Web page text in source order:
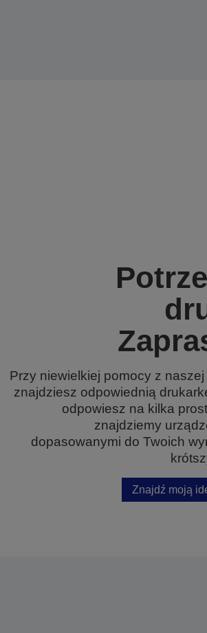
Przy niewielkiej pomocy z
znajdziesz odpowiednią
odpowiesz na kilka
znajdziemy
dopasowanymi do Twoich
Znajdź moją